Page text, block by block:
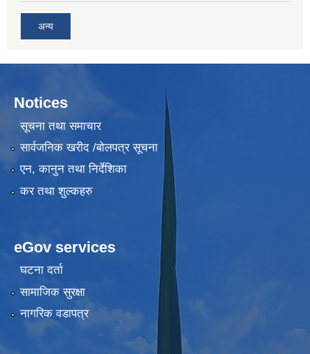
अन्य
Notices
सूचना तथा समाचार
सार्वजनिक खरीद /बोलपत्र सूचना
एन, कानुन तथा निर्देशिका
कर तथा शुल्कहरु
eGov services
घटना दर्ता
सामाजिक सुरक्षा
नागरिक वडापत्र